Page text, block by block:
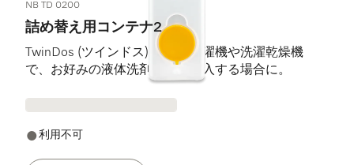
NB TD 0200
詰め替え用コンテナ2
TwinDos (ツインドス) 搭載の洗濯機や洗濯乾燥機
で、お好みの液体洗剤を自動投入する場合に。
利用不可